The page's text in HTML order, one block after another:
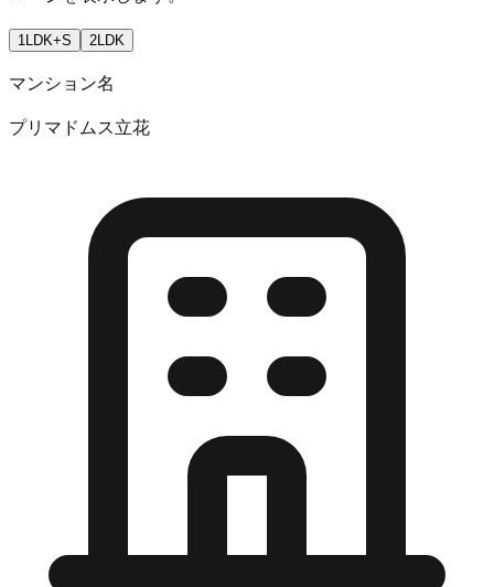
1LDK+S 2LDK
マンション名
プリマドムス立花